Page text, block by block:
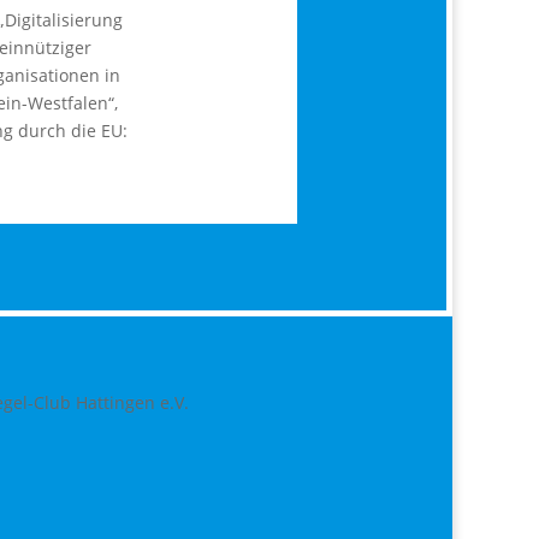
in
Westfalen“,
durch die EU: